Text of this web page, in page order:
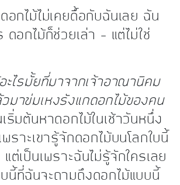
ไม้ไม่เคยดื้อกับฉันเลย ฉัน
ดอกไม้ก็ช่วยเล่า – แต่ไม่ใช่
รมั้ยที่มาจากเจ้าอาณานิคม
มาข่มเหงรังแกดอกไม้ของคน
ริ่มต้นหาดอกไม้ในเช้าวันหนึ่ง
พราะเขารู้จักดอกไม้บนโลกใบนี้
ต่เป็นเพราะฉันไม่รู้จักใครเลย
นี้ที่ฉันจะถามถึงดอกไม้แบบนี้